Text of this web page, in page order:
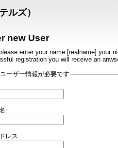
ルズ）
new User
enter your name [realname] your
registration you will receive an
ーザー情報が必要です
:
レス: